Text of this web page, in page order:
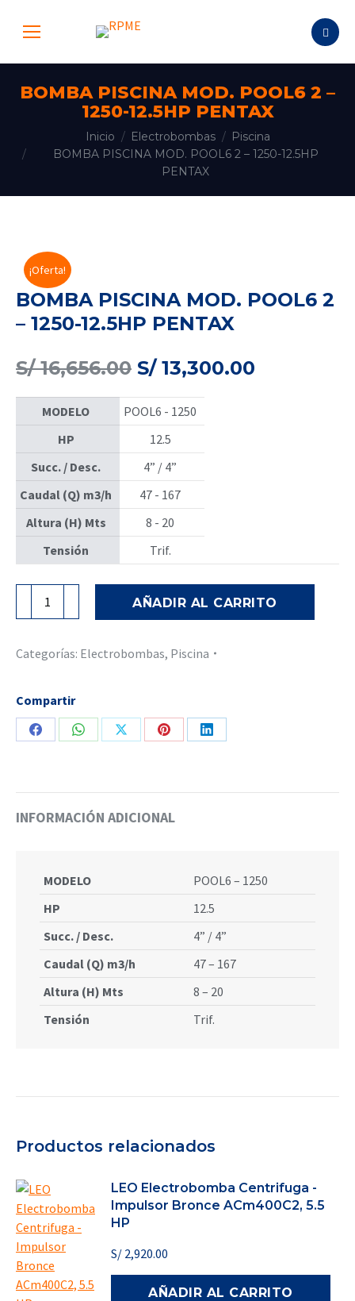
Buscar:
BOMBA PISCINA MOD. POOL6 2 –
1250-12.5HP PENTAX
Inicio Electrobombas
Piscina
BOMBA PISCINA MOD. POOL6 2 – 1250-12.5HP
PENTAX
¡Oferta!
BOMBA PISCINA MOD. POOL6 2
– 1250-12.5HP PENTAX
S/16,656.00 El
precio
original
era:
S/ 16,656.00.
S/13,300.00
MODELO
HP
Succ. / Desc.
Caudal (Q) m3/h
Altura (H) Mts
Tensión
POOL6 - 1250
12.5
4” / 4”
47 - 167
8 - 20
Trif.
POOL6
1250-
12.5HP
PENTAX
AÑADIR AL CARRITO
Categorías: Electrobombas, Piscina
Compartir
Share
Share
Share
Share
Share
INFORMACIÓN ADICIONAL
MODELO
POOL6 – 1250
HP
12.5
Succ. / Desc.
4” / 4”
Caudal (Q) m3/h
47 – 167
Altura (H) Mts
8 – 20
Tensión
Trif.
Productos relacionados
LEO Electrobomba Centrifuga -
Impulsor Bronce ACm400C2, 5.5
HP
S/ 2,920.00
AÑADIR AL CARRITO